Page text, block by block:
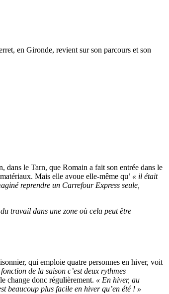
en Gironde, revient sur son parcours et son
dans le Tarn, que Romain a fait son entrée dans le
Mais elle avoue elle-même qu’ « il était
reprendre un Carrefour Express seule,
travail dans une zone où cela peut être
qui emploie quatre personnes en hiver, voit
de la saison c’est deux rythmes
change donc régulièrement. « En hiver, au
beaucoup plus facile en hiver qu’en été ! »